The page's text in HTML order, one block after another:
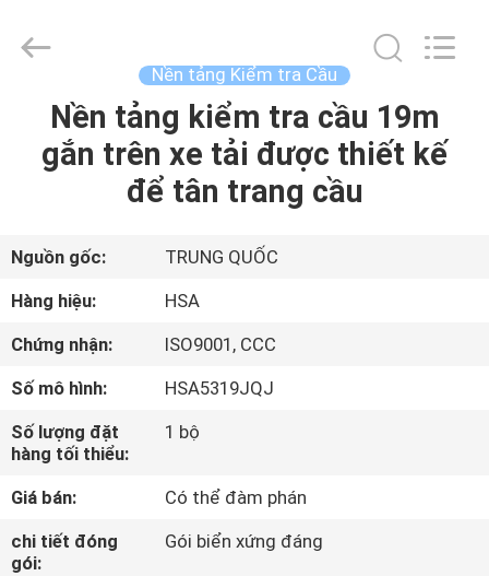
TRANG
CHỦ
SẢN
PHẨM
CHÚNG
TÔI
THAM
QUAN
2026
HANGZHOU
Reserved.
Nền tảng Kiểm tra Cầu
Nền tảng kiểm tra cầu 19m
gắn trên xe tải được thiết kế
để tân trang cầu
Nguồn gốc:
TRUNG QUỐC
Hàng hiệu:
HSA
Chứng nhận:
ISO9001, CCC
Số mô hình:
HSA5319JQJ
Số lượng đặt
hàng tối thiểu:
1 bộ
Giá bán:
Có thể đàm phán
chi tiết đóng
gói:
Gói biển xứng đáng